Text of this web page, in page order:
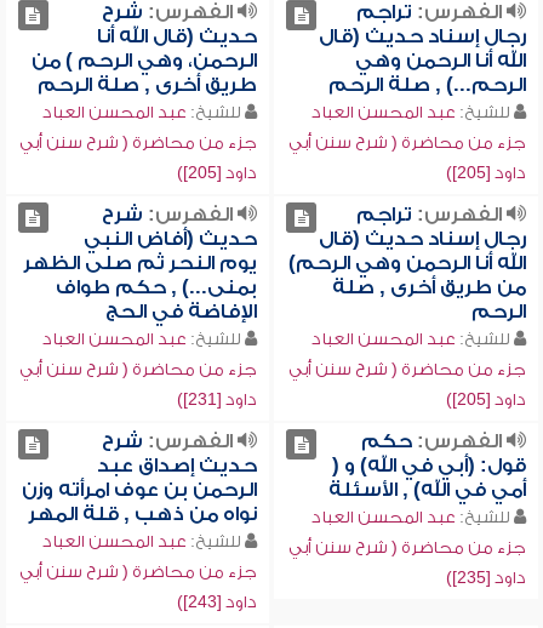
الفهرس: تراجم
رجال إسناد حديث (قال
الله أنا الرحمن وهي
الرحم...) , صلة الرحم
للشيخ: عبد المحسن العباد
جزء من محاضرة ( شرح سنن أبي
داود [205])
الفهرس: شرح
حديث (قال الله أنا
الرحمن، وهي الرحم ) من
طريق أخرى , صلة الرحم
للشيخ: عبد المحسن العباد
جزء من محاضرة ( شرح سنن أبي
داود [205])
الفهرس: تراجم
رجال إسناد حديث (قال
الله أنا الرحمن وهي الرحم)
من طريق أخرى , صلة
الرحم
للشيخ: عبد المحسن العباد
جزء من محاضرة ( شرح سنن أبي
داود [205])
الفهرس: شرح
حديث (أفاض النبي
يوم النحر ثم صلى الظهر
بمنى...) , حكم طواف
الإفاضة في الحج
للشيخ: عبد المحسن العباد
جزء من محاضرة ( شرح سنن أبي
داود [231])
الفهرس:حكم
قول: (أبي في الله) و (
أمي في الله) , الأسئلة
للشيخ: عبد المحسن العباد
جزء من محاضرة ( شرح سنن أبي
داود [235])
الفهرس: شرح
حديث إصداق عبد
الرحمن بن عوف امرأته وزن
نواه من ذهب , قلة المهر
للشيخ: عبد المحسن العباد
جزء من محاضرة ( شرح سنن أبي
داود [243])